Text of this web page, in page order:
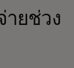
ายช่วง